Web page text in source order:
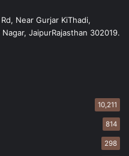
Near Gurjar KiThadi,
JaipurRajasthan 302019.
10,211
814
298